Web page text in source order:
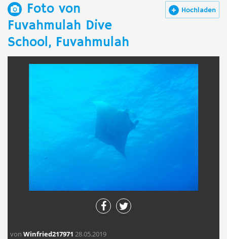
Hochladen
Foto von
Fuvahmulah Dive
School, Fuvahmulah
von Winfried217971 28.05.2019